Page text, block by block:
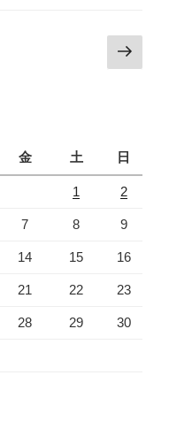
次
の
金 土 日
1 2
7 8 9
14 15 16
21 22 23
28 29 30